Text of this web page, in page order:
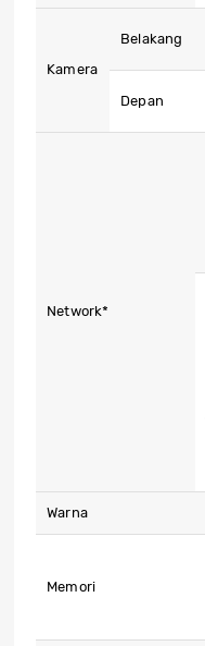
Kamera
Belakang
Depan
Network*
Warna
Memori